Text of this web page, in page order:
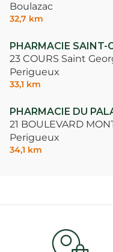
Boulazac
32,7 km
PHARMACIE SAINT-
23 COURS Saint
Perigueux
33,1 km
PHARMACIE DU
21 BOULEVARD
Perigueux
34,1 km